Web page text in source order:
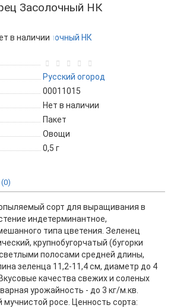
Засолочный НК
в наличии
Русский огород
00011015
Нет в наличии
Пакет
Овощи
0,5 г
сорт для выращивания в
индетерминантное,
типа цветения. Зеленец
крупнобугорчатый (бугорки
полосами средней длины,
зеленца 11,2-11,4 см, диаметр до 4
качества свежих и соленых
урожайность - до 3 кг/м.кв.
мучнистой росе. Ценность сорта: